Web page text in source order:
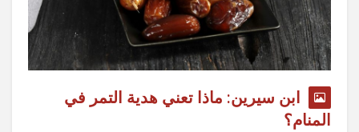
ابن سيرين: ماذا تعني هدية التمر في
المنام؟